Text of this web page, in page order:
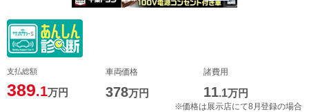
支払総額
389.1万円
車両価格
378万円
諸費用
11.1万円
※価格は展示店にて8月登録の場合